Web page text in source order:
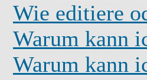
Wie editiere
Warum kann
Warum kann